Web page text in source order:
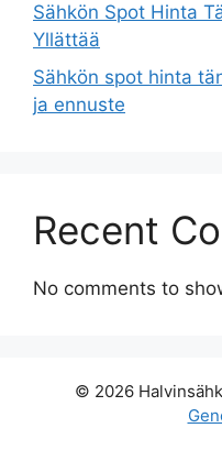
Sähkön Spot Hinta
Yllättää
Sähkön spot hinta
ja ennuste
Recent
No comments to
© 2026